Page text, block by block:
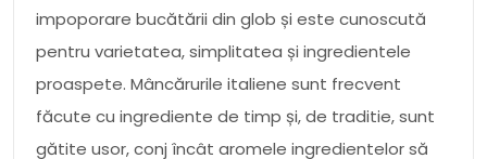
impoporare bucătării din glob și este cunoscută
pentru varietatea, simplitatea și ingredientele
proaspete. Mâncărurile italiene sunt frecvent
făcute cu ingrediente de timp și, de traditie, sunt
gătite usor, conj încât aromele ingredientelor să